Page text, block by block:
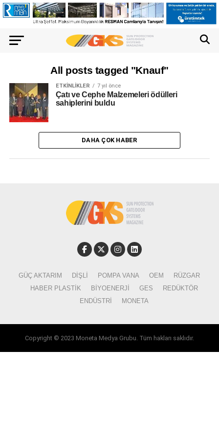
All posts tagged "Knauf"
ETKINLIKLER 7 yıl önce
Çatı ve Cephe Malzemeleri ödülleri
sahiplerini buldu
DAHA ÇOK HABER
GÜÇ AKTARIM DIŞLI POMPA VANA OEM
RÜZGAR
HABER PLASTIK
BIYOENERJI GES
REDÜKTÖR
ENDÜSTRI
MONETA
Copyright © 2023 Moneta Medya Grubu. Tüm hakları saklıdır.